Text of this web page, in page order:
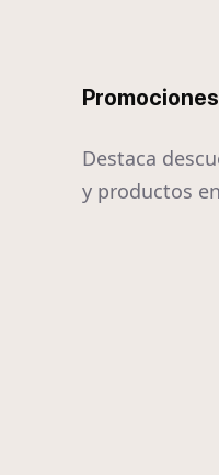
Destaca
y productos